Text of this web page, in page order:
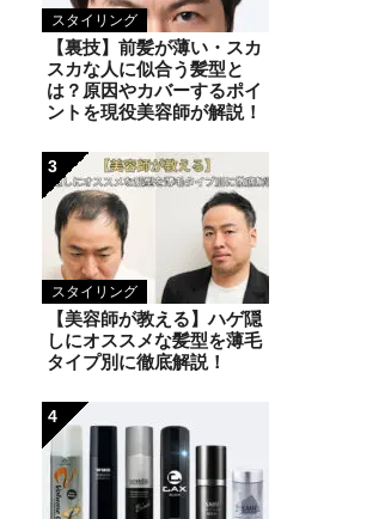
スタイリング
【裏技】前髪が薄い・スカ
スカな人に似合う髪型と
は？原因やカバーするポイ
ントを現役美容師が解説！
スタイリング
3
【美容師が教える】ハゲ隠
しにオススメな髪型を薄毛
タイプ別に徹底解説！
4